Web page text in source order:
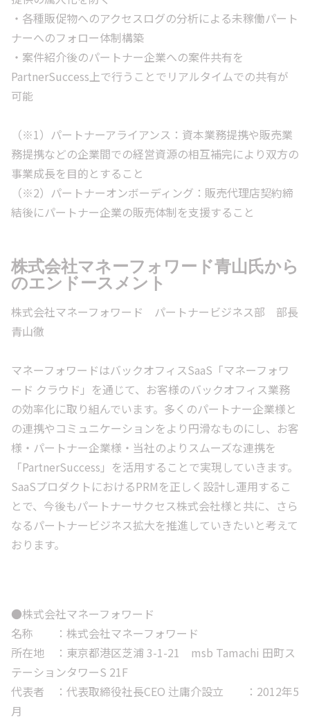
・各種販促物へのアクセスログの分析による未稼働パート
ナーへのフォロー体制構築
・案件紹介後のパートナー企業への案件共有を
PartnerSuccess上で行うことでリアルタイムでの共有が
可能
（※1）パートナーアライアンス：資本業務提携や販売業
務提携などの企業間での経営資源の相互補完により双方の
事業成長を目的とすること
（※2）パートナーオンボーディング：販売代理店契約締
結後にパートナー企業の販売体制を支援すること
株式会社マネーフォワード青山氏から
のエンドースメント
株式会社マネーフォワード パートナービジネス部 部長
青山徹
マネーフォワードはバックオフィスSaaS「マネーフォワ
ード クラウド」を通じて、お客様のバックオフィス業務
の効率化に取り組んでいます。多くのパートナー企業様と
の連携やコミュニケーションをより円滑なものにし、お客
様・パートナー企業様・当社のよりスムーズな連携を
「PartnerSuccess」を活用することで実現していきます。
SaaSプロダクトにおけるPRMを正しく設計し運用するこ
とで、今後もパートナーサクセス株式会社様と共に、さら
なるパートナービジネス拡大を推進していきたいと考えて
おります。
●株式会社マネーフォワード
名称 ：株式会社マネーフォワード
所在地 ：東京都港区芝浦 3-1-21 msb Tamachi 田町ス
テーションタワーS 21F
代表者 ：代表取締役社長CEO 辻庸介設立 ：2012年5
月